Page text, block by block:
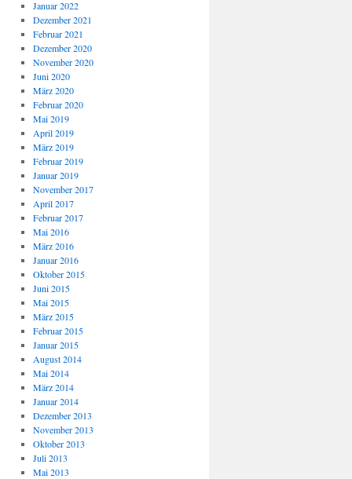
Januar 2022
Dezember 2021
Februar 2021
Dezember 2020
November 2020
Juni 2020
März 2020
Februar 2020
Mai 2019
April 2019
März 2019
Februar 2019
Januar 2019
November 2017
April 2017
Februar 2017
Mai 2016
März 2016
Januar 2016
Oktober 2015
Juni 2015
Mai 2015
März 2015
Februar 2015
Januar 2015
August 2014
Mai 2014
März 2014
Januar 2014
Dezember 2013
November 2013
Oktober 2013
Juli 2013
Mai 2013